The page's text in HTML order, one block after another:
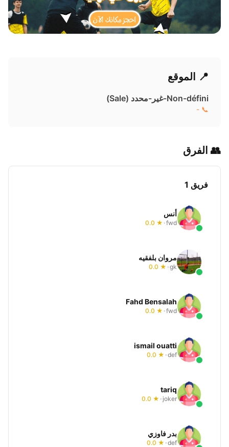
📍 الموقع
Non-défini-غير-محدد ( Sale)
📞 -
👥 الفرق
فريق 1
أنس
fwd
•
★ 0.0
مروان بلفقيه
gk
•
★ 0.0
Fahd Bensalah
fwd
•
★ 0.0
ismail ouatti
def
•
★ 0.0
tariq
joker
•
★ 0.0
بدر فاوزي
def
•
★ 0.0